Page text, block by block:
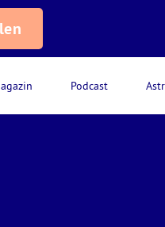
Podcast